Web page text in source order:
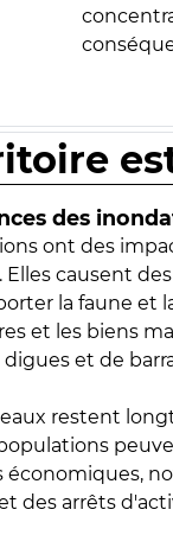
des
ont des
Elles causent
la faune et
et les biens
et de
restent
économiques,
des arrêts